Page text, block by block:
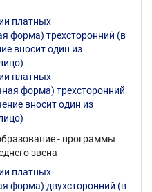
платных
форма) трехсторонний (в
вносит один из
платных
форма) трехсторонний
вносит один из
- программы
звена
платных
форма) двухсторонний (в